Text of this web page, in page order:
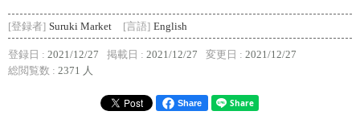
[登録者] Suruki Market [言語] English
登録日 : 2021/12/27 掲載日 : 2021/12/27 変更日 : 2021/12/27
総閲覧数 : 2371 人
Share